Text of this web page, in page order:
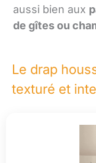
aussi bien aux
de gîtes ou
Le drap
texturé et